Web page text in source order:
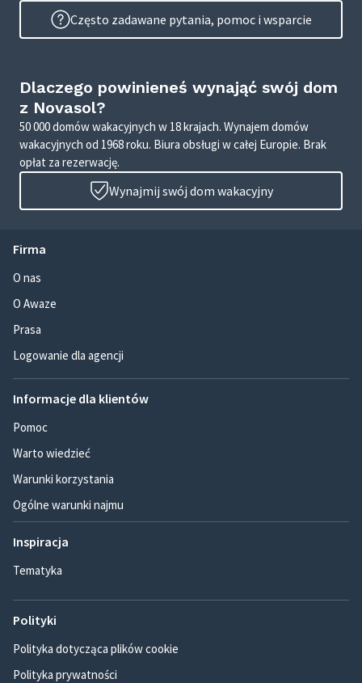
Często zadawane pytania, pomoc i wsparcie
Dlaczego powinieneś wynająć swój dom
z Novasol?
50 000 domów wakacyjnych w 18 krajach. Wynajem domów
wakacyjnych od 1968 roku. Biura obsługi w całej Europie. Brak
opłat za rezerwację.
Wynajmij swój dom wakacyjny
Firma
O nas
O Awaze
Prasa
Logowanie dla agencji
Informacje dla klientów
Pomoc
Warto wiedzieć
Warunki korzystania
Ogólne warunki najmu
Inspiracja
Tematyka
Polityki
Polityka dotycząca plików cookie
Polityka prywatności